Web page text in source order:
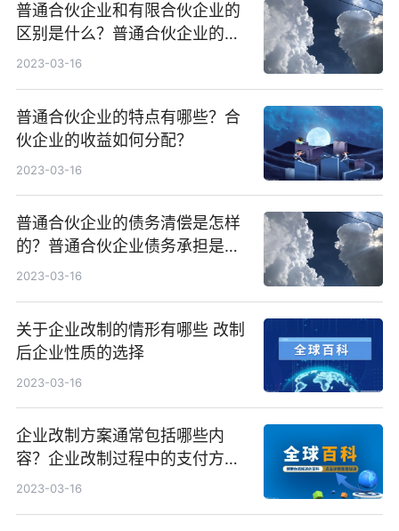
普通合伙企业和有限合伙企业的
区别是什么？普通合伙企业的设
立条件有哪些？
2023-03-16
普通合伙企业的特点有哪些？合
伙企业的收益如何分配？
2023-03-16
普通合伙企业的债务清偿是怎样
的？普通合伙企业债务承担是怎
样的？
2023-03-16
关于企业改制的情形有哪些 改制
后企业性质的选择
2023-03-16
企业改制方案通常包括哪些内
容？企业改制过程中的支付方式
有几种？
2023-03-16